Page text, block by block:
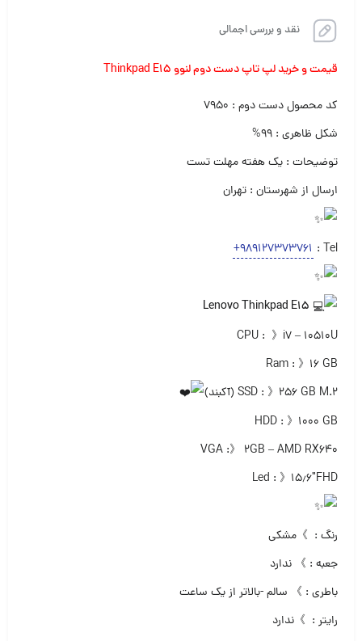
نقد و بررسی اجمالی
قیمت و خرید لپ تاپ دست دوم لنوو Thinkpad E15
کد محصول دست دوم : ۷۹۵۰
شکل ظاهری : ۹۹%
توضیحات : یک هفته مهلت تست
ارسال از شهرستان : تهران
Tel :
+989127373761
CPU : 》i7 – 10510U
Ram : 》۱۶ GB
SSD : 》۲۵۶ GB M.2 (آکبند)
HDD : 》۱۰۰۰ GB
VGA :》 ۲GB – AMD RX640
Led : 》۱۵٫۶″FHD
رنگ : 》مشکی
جعبه : 》 ندارد
باطری : 》 سالم -بالاتر از یک ساعت
رایتر : 》ندارد